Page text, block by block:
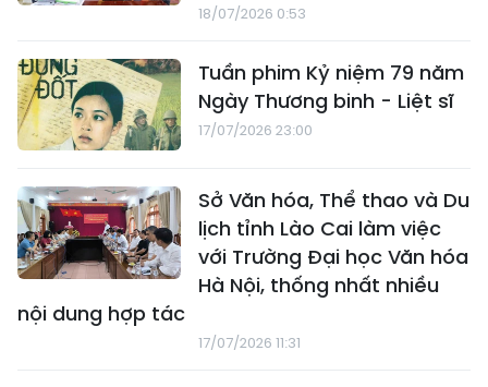
18/07/2026 0:53
Tuần phim Kỷ niệm 79 năm
Ngày Thương binh - Liệt sĩ
17/07/2026 23:00
Sở Văn hóa, Thể thao và Du
lịch tỉnh Lào Cai làm việc
với Trường Đại học Văn hóa
Hà Nội, thống nhất nhiều
nội dung hợp tác
17/07/2026 11:31